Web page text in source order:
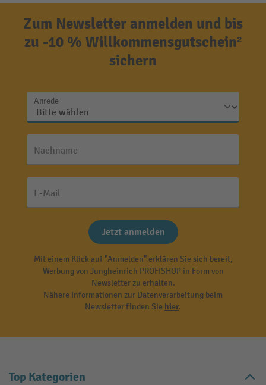
Zum Newsletter anmelden und bis
zu -10 % Willkommensgutschein²
sichern
Anrede
Nachname
E-Mail
Jetzt anmelden
Mit einem Klick auf "Anmelden" erklären Sie sich bereit,
Werbung von Jungheinrich PROFISHOP in Form von
Newsletter zu erhalten.
Nähere Informationen zur Datenverarbeitung beim
Newsletter finden Sie hier.
Top Kategorien